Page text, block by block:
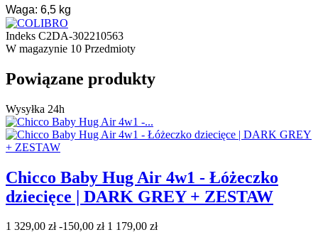
Waga: 6,5 kg
Indeks C2DA-302210563
W magazynie 10 Przedmioty
Powiązane produkty
Wysyłka 24h
Chicco Baby Hug Air 4w1 - Łóżeczko
dziecięce | DARK GREY + ZESTAW
1 329,00 zł -150,00 zł 1 179,00 zł